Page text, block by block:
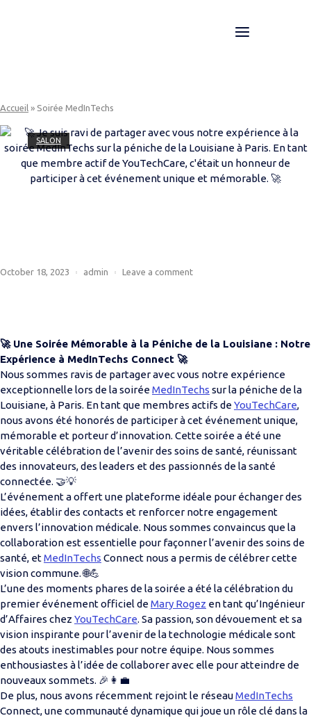
Menu
Accueil » Soirée MedInTechs
SALON
October 18, 2023 admin Leave a comment
🚀 Une Soirée Mémorable à la Péniche de la Louisiane : Notre
Expérience à MedInTechs Connect 🚀
Nous sommes ravis de partager avec vous notre expérience
exceptionnelle lors de la soiréeMedInTechs sur la péniche de la
Louisiane, à Paris. En tant que membres actifs deYouTechCare,
nous avons été honorés de participer à cet événement unique,
mémorable et porteur d’innovation. Cette soirée a été une
véritable célébration de l’avenir des soins de santé, réunissant
des innovateurs, des leaders et des passionnés de la santé
connectée. 🤝💡
L’événement a offert une plateforme idéale pour échanger des
idées, établir des contacts et renforcer notre engagement
envers l’innovation médicale. Nous sommes convaincus que la
collaboration est essentielle pour façonner l’avenir des soins de
santé, etMedInTechs Connect nous a permis de célébrer cette
vision commune. 🌐💪
L’une des moments phares de la soirée a été la célébration du
premier événement officiel deMary Rogez en tant qu’Ingénieur
d’Affaires chez YouTechCare. Sa passion, son dévouement et sa
vision inspirante pour l’avenir de la technologie médicale sont
des atouts inestimables pour notre équipe. Nous sommes
enthousiastes à l’idée de collaborer avec elle pour atteindre de
nouveaux sommets. 🎉👩‍💼
De plus, nous avons récemment rejoint le réseauMedInTechs
Connect, une communauté dynamique qui joue un rôle clé dans la